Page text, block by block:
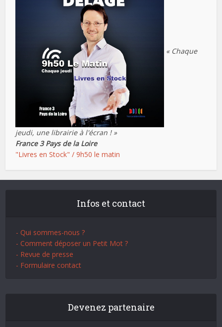
« Chaque
jeudi, une librairie à l'écran ! »
France 3 Pays de la Loire
"Livres en Stock" / 9h50 le matin
Infos et contact
- Qui sommes-nous ?
- Comment déposer un Petit Mot ?
- Revue de presse
- Formulaire contact
Devenez partenaire